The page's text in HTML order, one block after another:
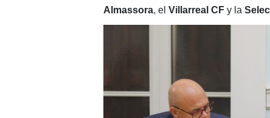
Almassora, el Villarreal CF y la